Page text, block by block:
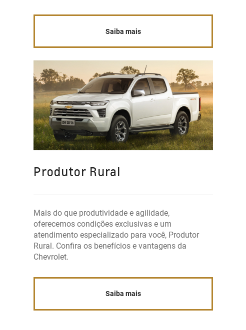
Saiba mais
Produtor Rural
Mais do que produtividade e agilidade,
oferecemos condições exclusivas e um
atendimento especializado para você, Produtor
Rural. Confira os benefícios e vantagens da
Chevrolet.
Saiba mais